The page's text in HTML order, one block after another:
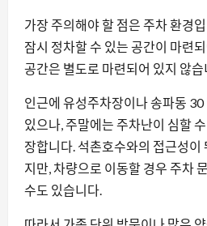
가장 주의해야 할 점은 주차 환경
잠시 정차할 수 있는 공간이 마련
공간은 별도로 마련되어 있지 않습
인근에 유성주차장이나 송파동
있으나, 주말에는 주차난이 심할
장합니다. 석촌호수와의 접근성이
지만, 차량으로 이동할 경우 주차
수도 있습니다.